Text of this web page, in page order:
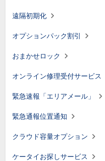
遠隔初期化
オプションパック割引
おまかせロック
オンライン修理受付サービス
緊急速報「エリアメール」
緊急通報位置通知
クラウド容量オプション
ケータイお探しサービス